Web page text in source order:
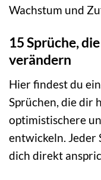
Wachstum und
15 Sprüche,
verändern
Hier findest du
Sprüchen, die dir
optimistischere
entwickeln. Jeder
dich direkt